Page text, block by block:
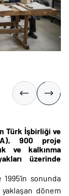
Türk İşbirliği ve
900 proje
ve kalkınma
üzerinde
1995'in sonunda
dönem